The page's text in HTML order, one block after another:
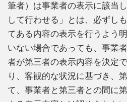
筆者）は事業者の表示に該当
して行わせる」とは、必ずし
てある内容の表示を行うよう
いない場合であっても、事業
者が第三者の表示内容を決定
り、客観的な状況に基づき、
て、事業者と第三者との間に